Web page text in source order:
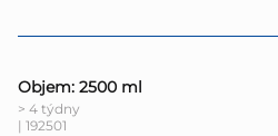
Objem: 2500 ml
> 4 týdny
| 192501